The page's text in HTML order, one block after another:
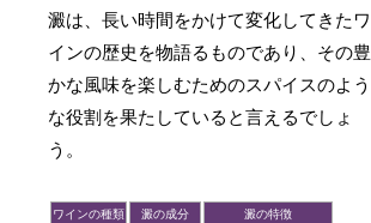
澱は、長い時間をかけて変化してきたワ
インの歴史を物語るものであり、その豊
かな風味を楽しむためのスパイスのよう
な役割を果たしていると言えるでしょ
う。
ワインの種類 澱の成分 澱の特徴